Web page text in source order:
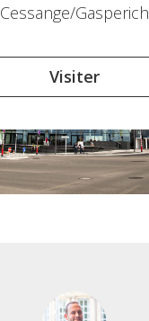
Cessange/Gasperich
Visiter